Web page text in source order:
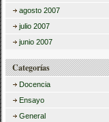
agosto 2007
julio 2007
junio 2007
Categorías
Docencia
Ensayo
General